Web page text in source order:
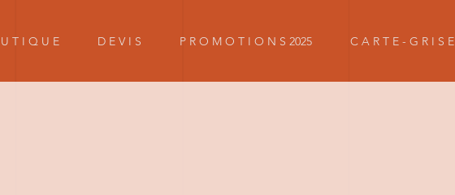
T I Q U E D E V I S P R O M O T I O N S 2025 C A R T E - G R I S E